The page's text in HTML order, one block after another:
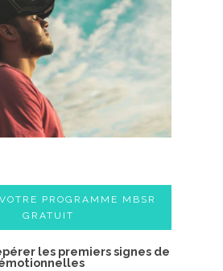
PROGRAMME MBSR
GRATUIT
les premiers signes de